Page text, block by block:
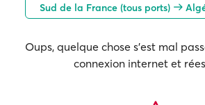
Sud de la France (tous ports)
Oups, quelque chose s'est mal
connexion internet et